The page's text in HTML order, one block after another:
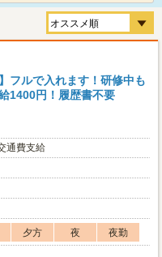
フルで入れます！研修中も
1400円！履歴書不要
通費支給
夕方 夜
夜勤